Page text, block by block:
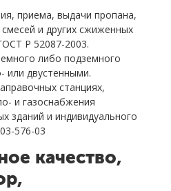
приема, выдачи пропана,
и других сжиженных
Р 52087-2003.
либо подземного
или двустенными.
станциях,
и газоснабжения
зданий и индивидуального
576-03
качество,